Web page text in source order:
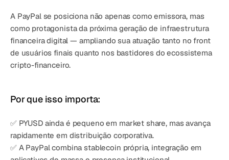
A PayPal se posiciona não apenas como emissora, mas
como protagonista da próxima geração de infraestrutura
financeira digital — ampliando sua atuação tanto no front
de usuários finais quanto nos bastidores do ecossistema
cripto-financeiro.
Por que isso importa:
✅ PYUSD ainda é pequeno em market share, mas avança
rapidamente em distribuição corporativa.
✅ A PayPal combina stablecoin própria, integração em